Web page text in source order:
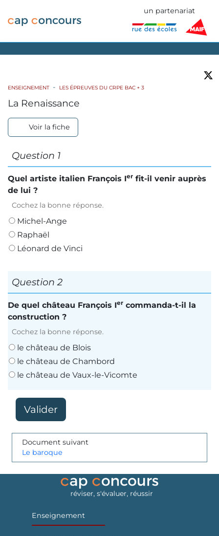
un partenariat
ENSEIGNEMENT LES ÉPREUVES DU CRPE BAC + 3
La Renaissance
Voir la fiche
Question 1
Quel artiste italien François Ier fit-il venir auprès
de lui ?
Cochez la bonne réponse.
Michel-Ange
Raphaël
Léonard de Vinci
Question 2
De quel château François Ier commanda-t-il la
construction ?
Cochez la bonne réponse.
le château de Blois
le château de Chambord
le château de Vaux-le-Vicomte
Document suivant
Le baroque
réviser, s'évaluer, réussir
Enseignement